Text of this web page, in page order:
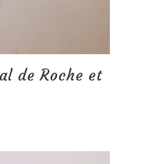
de Roche et